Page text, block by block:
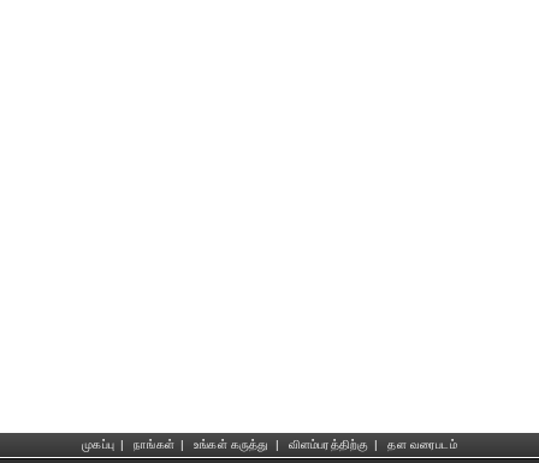
முகப்பு | நாங்கள் | உங்கள் கருத்து | விளம்பரத்திற்கு |
தள வரைபடம்